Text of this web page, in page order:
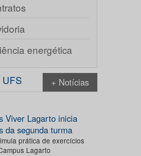
energética
+ Notícias
Viver Lagarto inicia
da segunda turma
prática de exercícios
Lagarto